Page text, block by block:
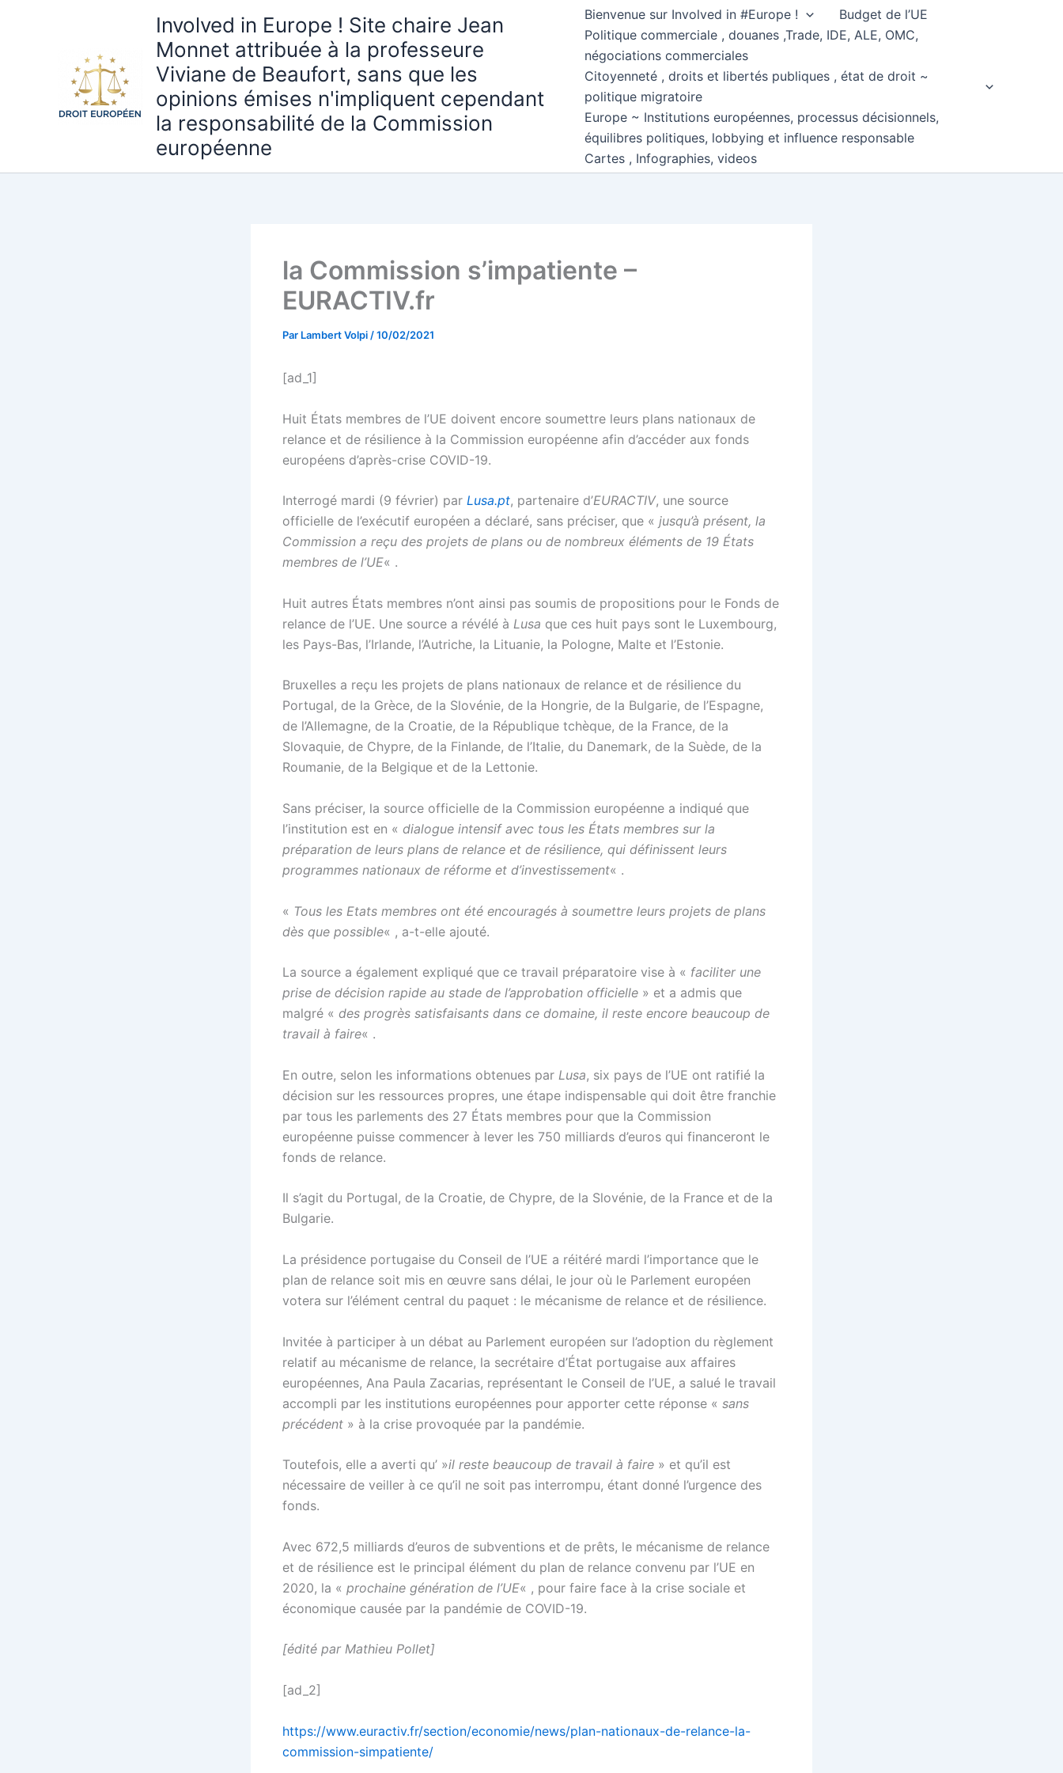
Involved in Europe ! Site chaire Jean
Monnet attribuée à la professeure
Viviane de Beaufort, sans que les
opinions émises n'impliquent cependant
la responsabilité de la Commission
européenne
Bienvenue sur Involved in #Europe !
Budget de l’UE
Politique commerciale , douanes ,Trade, IDE, ALE, OMC,
négociations commerciales
Citoyenneté , droits et libertés publiques , état de droit ~
politique migratoire
Europe ~ Institutions européennes, processus décisionnels,
équilibres politiques, lobbying et influence responsable
Cartes , Infographies, videos
la Commission s’impatiente –
EURACTIV.fr
Par Lambert Volpi /10/02/2021
[ad_1]
Huit États membres de l’UE doivent encore soumettre leurs plans nationaux de
relance et de résilience à la Commission européenne afin d’accéder aux fonds
européens d’après-crise COVID-19.
Interrogé mardi (9 février) par Lusa.pt, partenaire d’EURACTIV, une source
officielle de l’exécutif européen a déclaré, sans préciser, que « jusqu’à présent, la
Commission a reçu des projets de plans ou de nombreux éléments de 19 États
membres de l’UE« .
Huit autres États membres n’ont ainsi pas soumis de propositions pour le Fonds de
relance de l’UE. Une source a révélé à Lusa que ces huit pays sont le Luxembourg,
les Pays-Bas, l’Irlande, l’Autriche, la Lituanie, la Pologne, Malte et l’Estonie.
Bruxelles a reçu les projets de plans nationaux de relance et de résilience du
Portugal, de la Grèce, de la Slovénie, de la Hongrie, de la Bulgarie, de l’Espagne,
de l’Allemagne, de la Croatie, de la République tchèque, de la France, de la
Slovaquie, de Chypre, de la Finlande, de l’Italie, du Danemark, de la Suède, de la
Roumanie, de la Belgique et de la Lettonie.
Sans préciser, la source officielle de la Commission européenne a indiqué que
l’institution est en « dialogue intensif avec tous les États membres sur la
préparation de leurs plans de relance et de résilience, qui définissent leurs
programmes nationaux de réforme et d’investissement« .
« Tous les Etats membres ont été encouragés à soumettre leurs projets de plans
dès que possible« , a-t-elle ajouté.
La source a également expliqué que ce travail préparatoire vise à « faciliter une
prise de décision rapide au stade de l’approbation officielle » et a admis que
malgré « des progrès satisfaisants dans ce domaine, il reste encore beaucoup de
travail à faire« .
En outre, selon les informations obtenues par Lusa, six pays de l’UE ont ratifié la
décision sur les ressources propres, une étape indispensable qui doit être franchie
par tous les parlements des 27 États membres pour que la Commission
européenne puisse commencer à lever les 750 milliards d’euros qui financeront le
fonds de relance.
Il s’agit du Portugal, de la Croatie, de Chypre, de la Slovénie, de la France et de la
Bulgarie.
La présidence portugaise du Conseil de l’UE a réitéré mardi l’importance que le
plan de relance soit mis en œuvre sans délai, le jour où le Parlement européen
votera sur l’élément central du paquet : le mécanisme de relance et de résilience.
Invitée à participer à un débat au Parlement européen sur l’adoption du règlement
relatif au mécanisme de relance, la secrétaire d’État portugaise aux affaires
européennes, Ana Paula Zacarias, représentant le Conseil de l’UE, a salué le travail
accompli par les institutions européennes pour apporter cette réponse « sans
précédent » à la crise provoquée par la pandémie.
Toutefois, elle a averti qu’ »il reste beaucoup de travail à faire » et qu’il est
nécessaire de veiller à ce qu’il ne soit pas interrompu, étant donné l’urgence des
fonds.
Avec 672,5 milliards d’euros de subventions et de prêts, le mécanisme de relance
et de résilience est le principal élément du plan de relance convenu par l’UE en
2020, la « prochaine génération de l’UE« , pour faire face à la crise sociale et
économique causée par la pandémie de COVID-19.
[édité par Mathieu Pollet]
[ad_2]
https://www.euractiv.fr/section/economie/news/plan-nationaux-de-relance-la-
commission-simpatiente/